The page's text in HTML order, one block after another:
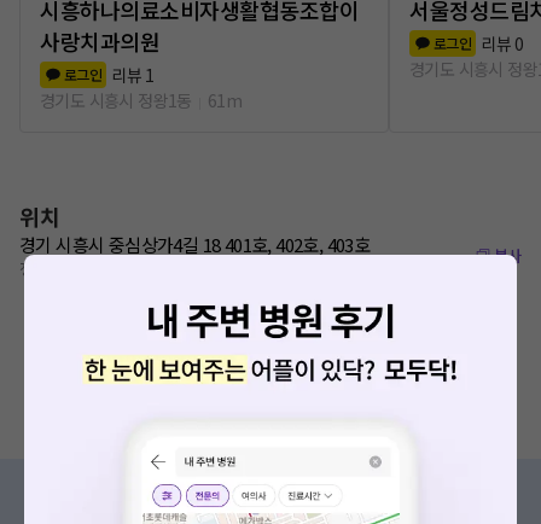
시흥하나의료소비자생활협동조합이
사랑치과의원
로그인 리뷰 1
경기도 시흥시 정왕1동
61m
서울정성드림
로그인 리뷰 0
경기도 시흥시 정
위치
경기 시흥시 중심상가4길 18 401호, 402호, 403호
정왕역 1020m
복사
증상/치료, 궁금한 점이 있나요?